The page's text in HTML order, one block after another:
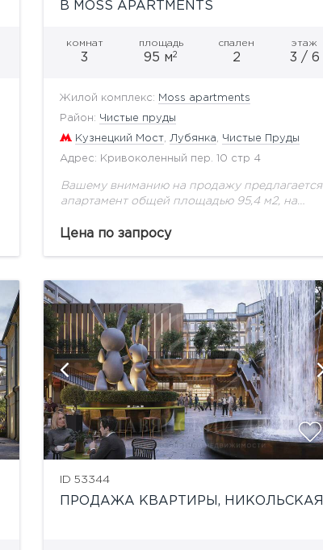
В MOSS APARTMENTS
комнат
3
площадь
95 м2
спален
2
этаж
3 / 6
Жилой комплекс: Moss apartments
Район: Чистые пруды
Кузнецкий Мост, Лубянка, Чистые Пруды
Адрес: Кривоколенный пер. 10 стр 4
Вашему вниманию на продажу предлагается
апартамент общей площадью 95,4 м2, на
apartments имеет статус
Цена по запросу
ID 53344
ПРОДАЖА КВАРТИРЫ, НИКОЛЬСКАЯ
показать ещё 6 фотографий